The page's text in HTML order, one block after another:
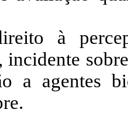
à
incidente
a agentes